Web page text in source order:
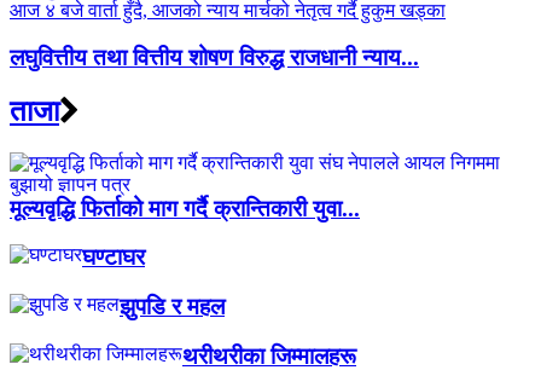
लघुवित्तीय तथा वित्तीय शोषण विरुद्ध राजधानी न्याय...
ताजा
मूल्यवृद्धि फिर्ताको माग गर्दै क्रान्तिकारी युवा...
घण्टाघर
झुपडि र महल
थरीथरीका जिम्मालहरू